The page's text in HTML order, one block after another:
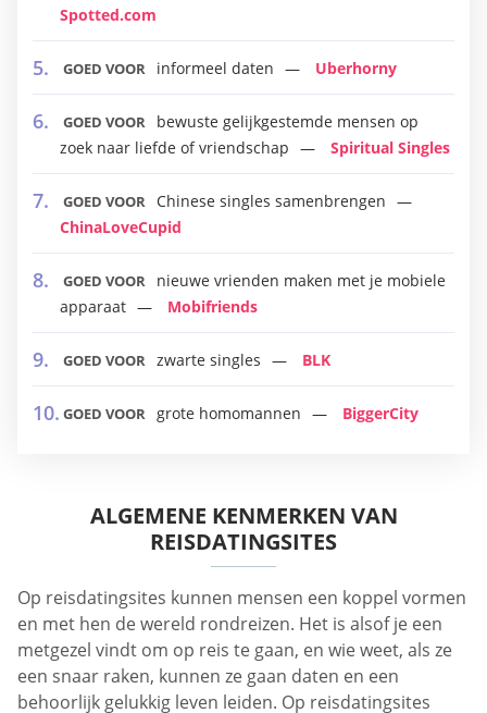
Spotted.com
GOED VOOR informeel daten Uberhorny
GOED VOOR
bewuste gelijkgestemde mensen op
zoek naar liefde of vriendschap
Spiritual Singles
GOED VOOR
Chinese singles samenbrengen
ChinaLoveCupid
GOED VOOR
nieuwe vrienden maken met je mobiele
apparaat
Mobifriends
GOED VOOR zwarte singles BLK
GOED VOOR grote homomannen BiggerCity
ALGEMENE KENMERKEN VAN
REISDATINGSITES
Op reisdatingsites kunnen mensen een koppel vormen
en met hen de wereld rondreizen. Het is alsof je een
metgezel vindt om op reis te gaan, en wie weet, als ze
een snaar raken, kunnen ze gaan daten en een
behoorlijk gelukkig leven leiden. Op reisdatingsites